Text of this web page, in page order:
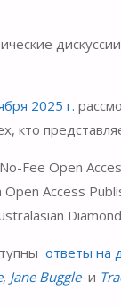
2025 г.
кто
Fee Open
Access
ответы на
, Jane Buggleи